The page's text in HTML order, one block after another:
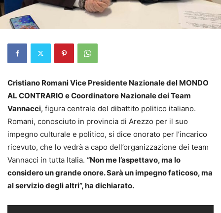
Cristiano Romani Vice Presidente Nazionale del MONDO
AL CONTRARIO e Coordinatore Nazionale dei Team
Vannacci, figura centrale del dibattito politico italiano.
Romani, conosciuto in provincia di Arezzo per il suo
impegno culturale e politico, si dice onorato per l’incarico
ricevuto, che lo vedrà a capo dell’organizzazione dei team
Vannacci in tutta Italia. “Non me l’aspettavo, ma lo
considero un grande onore. Sarà un impegno faticoso, ma
al servizio degli altri”, ha dichiarato.